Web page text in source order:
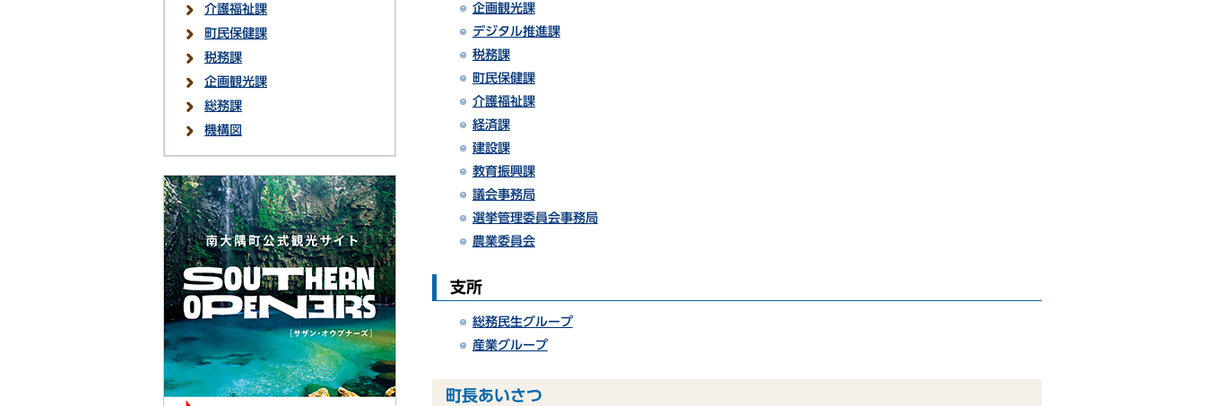
介護福祉課
町民保健課
税務課
企画観光課
総務課
機構図
企画観光課
デジタル推進課
税務課
町民保健課
介護福祉課
経済課
建設課
教育振興課
議会事務局
選挙管理委員会事務局
農業委員会
支所
総務民生グループ
産業グループ
町長あいさつ